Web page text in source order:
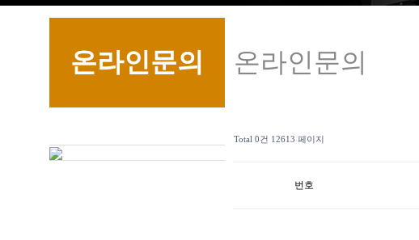
온라인문의 온라인문의
Total 0건 12613 페이지
번호